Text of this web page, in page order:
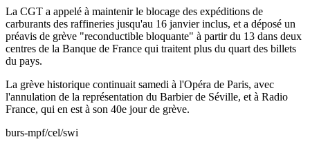
La CGT a appelé à maintenir le blocage des expéditions de
carburants des raffineries jusqu'au 16 janvier inclus, et a déposé un
préavis de grève "reconductible bloquante" à partir du 13 dans deux
centres de la Banque de France qui traitent plus du quart des billets
du pays.
La grève historique continuait samedi à l'Opéra de Paris, avec
l'annulation de la représentation du Barbier de Séville, et à Radio
France, qui en est à son 40e jour de grève.
burs-mpf/cel/swi